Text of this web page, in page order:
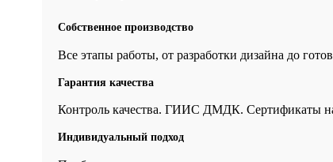
Собственное производство
Все этапы работы, от разработки дизайна до
Гарантия качества
Контроль качества. ГИИС ДМДК. Сертификаты
Индивидуальный подход